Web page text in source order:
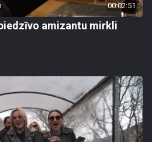
00:02:51
amizantu mirkli